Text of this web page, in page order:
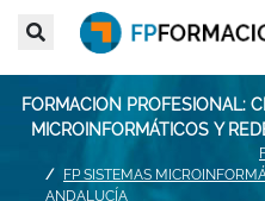
FORMACION PROFESIONAL:
MICROINFORMÁTICOS Y
FP SISTEMAS
ANDALUCÍA